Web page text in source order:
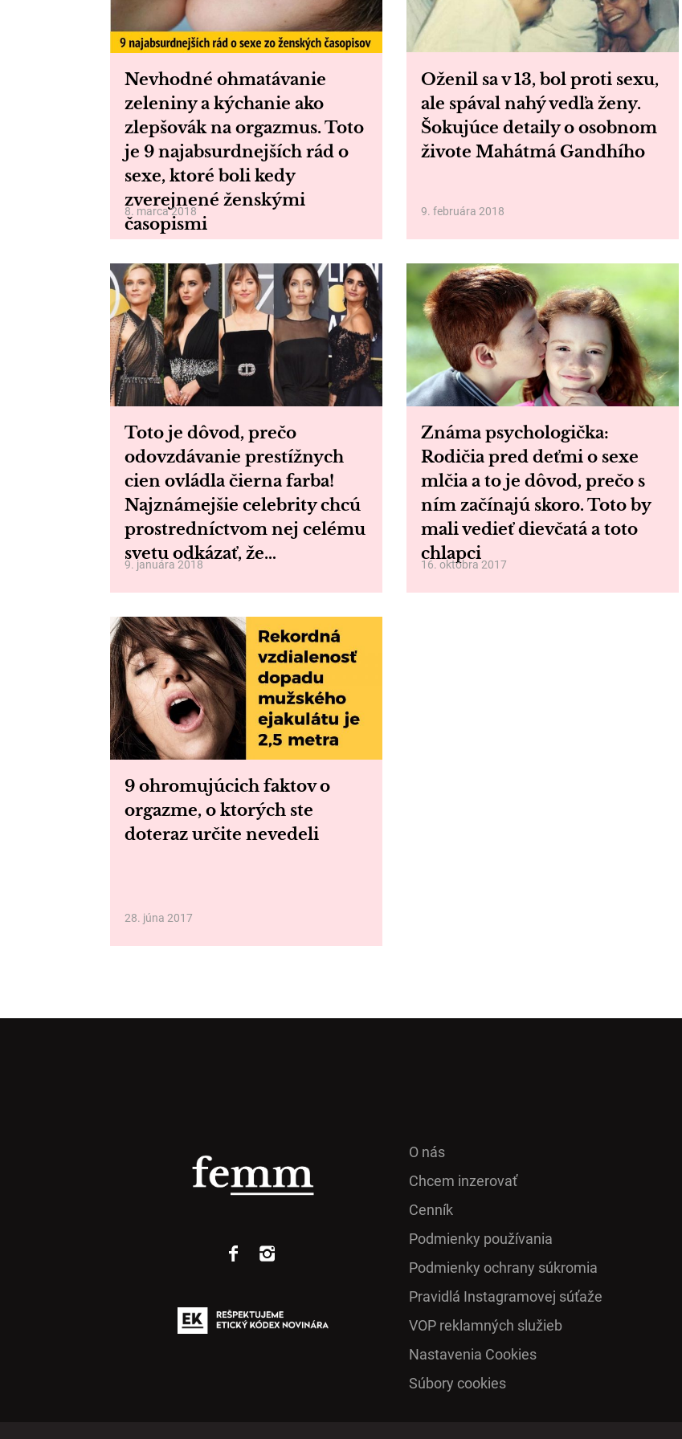
Nevhodné ohmatávanie
zeleniny a kýchanie ako
zlepšovák na orgazmus. Toto
je 9 najabsurdnejších rád o
sexe, ktoré boli kedy
zverejnené ženskými
časopismi
8. marca 2018
Oženil sa v 13, bol proti sexu,
ale spával nahý vedľa ženy.
Šokujúce detaily o osobnom
živote Mahátmá Gandhího
9. februára 2018
Toto je dôvod, prečo
odovzdávanie prestížnych
cien ovládla čierna farba!
Najznámejšie celebrity chcú
prostredníctvom nej celému
svetu odkázať, že…
9. januára 2018
Známa psychologička:
Rodičia pred deťmi o sexe
mlčia a to je dôvod, prečo s
ním začínajú skoro. Toto by
mali vedieť dievčatá a toto
chlapci
16. októbra 2017
9 ohromujúcich faktov o
orgazme, o ktorých ste
doteraz určite nevedeli
28. júna 2017
O nás
Chcem inzerovať
Cenník
Podmienky používania
Podmienky ochrany súkromia
Pra­vidlá Ins­ta­gra­mo­vej sú­ťaže
VOP reklamných služieb
Nastavenia Cookies
Súbory cookies